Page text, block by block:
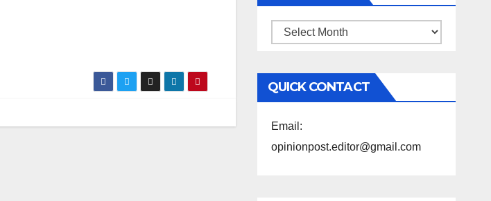
महिने
अनुसार
पढ़ें
QUICK CONTACT
Email:
opinionpost.editor@gmail.com